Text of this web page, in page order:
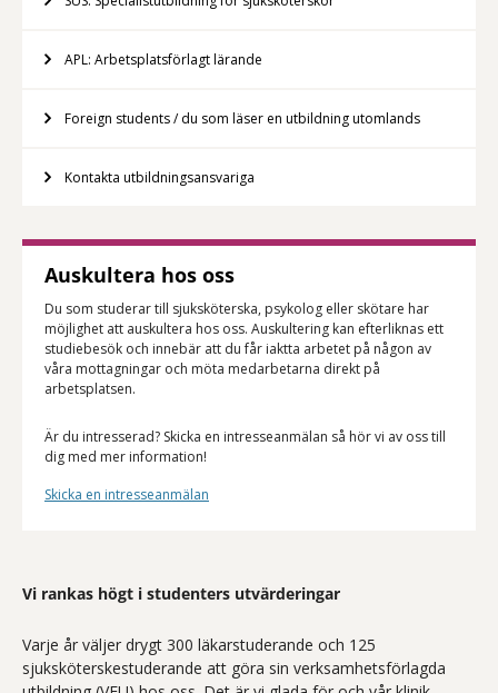
APL: Arbetsplatsförlagt lärande
Foreign students / du som läser en utbildning utomlands
Kontakta utbildningsansvariga
Auskultera hos oss
Du som studerar till sjuksköterska, psykolog eller skötare har
möjlighet att auskultera hos oss. Auskultering kan efterliknas ett
studiebesök och innebär att du får iaktta arbetet på någon av
våra mottagningar och möta medarbetarna direkt på
arbetsplatsen.
Är du intresserad? Skicka en intresseanmälan så hör vi av oss till
dig med mer information!
Skicka en intresseanmälan
Vi rankas högt i studenters utvärderingar
Varje år väljer drygt 300 läkarstuderande och 125
sjuksköterskestuderande att göra sin verksamhetsförlagda